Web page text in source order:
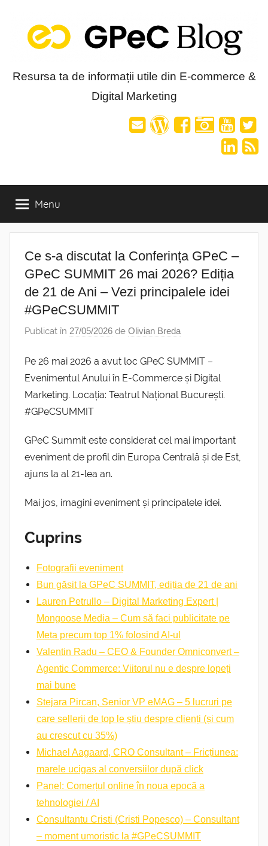
content
Blog-
Resursa ta de informații utile din E-commerce &
Digital Marketing
Menu
Ce s-a discutat la Conferința GPeC –
GPeC SUMMIT 26 mai 2026? Ediția
de 21 de Ani – Vezi principalele idei
#GPeCSUMMIT
Publicat în 27/05/2026 de Olivian Breda
Pe 26 mai 2026 a avut loc GPeC SUMMIT –
Evenimentul Anului în E-Commerce și Digital
Marketing. Locația: Teatrul Național București.
#GPeCSUMMIT
GPeC Summit este considerat cel mai important
eveniment de profil din Europa Centrală și de Est,
ajuns la al 21-lea an.
Mai jos, imagini eveniment și principalele idei.
Cuprins
Fotografii eveniment
Bun găsit la GPeC SUMMIT, ediția de 21 de ani
Lauren Petrullo – Digital Marketing Expert |
Mongoose Media – Cum să faci publicitate pe
Meta precum top 1% folosind AI-ul
Valentin Radu – CEO & Founder Omniconvert –
Agentic Commerce: Viitorul nu e despre lopeți
mai bune
Stejara Pircan, Senior VP eMAG – 5 lucruri pe
care sellerii de top le știu despre clienți (și cum
au crescut cu 35%)
Michael Aagaard, CRO Consultant – Fricțiunea:
marele ucigaș al conversiilor după click
Panel: Comerțul online în noua epocă a
tehnologiei / AI
Consultantu Cristi (Cristi Popesco) – Consultant
– moment umoristic la #GPeCSUMMIT